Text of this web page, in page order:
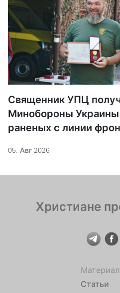
Священник УПЦ
Минобороны Украины
раненых с линии
05. Авг 2026
Христиане
Статьи